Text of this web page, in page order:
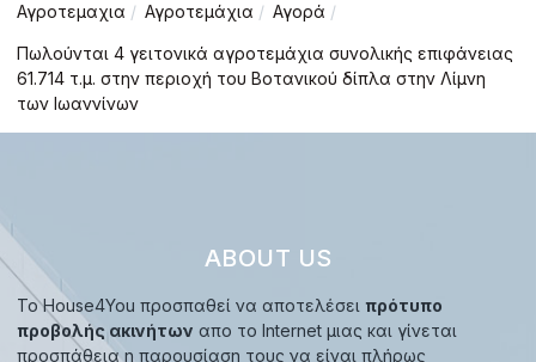
Αγροτεμαχια Αγροτεμάχια Αγορά
Πωλούνται 4 γειτονικά αγροτεμάχια συνολικής επιφάνειας
61.714 τ.μ. στην περιοχή του Βοτανικού δίπλα στην Λίμνη
των Ιωαννίνων
ABOUT US
Το House4You προσπαθεί να αποτελέσει πρότυπο
προβολής ακινήτων απο το Internet μιας και γίνεται
προσπάθεια η παρουσίαση τους να είναι πλήρως